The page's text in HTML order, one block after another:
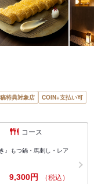
特典対象店
COIN+支払い可
コース
』もつ鍋・馬刺し・レア
9,300円 （税込）